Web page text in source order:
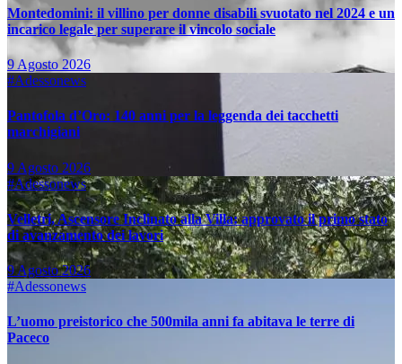
Montedomini: il villino per donne disabili svuotato nel 2024 e un
incarico legale per superare il vincolo sociale
9 Agosto 2026
#Adessonews
Pantofola d’Oro: 140 anni per la leggenda dei tacchetti
marchigiani
9 Agosto 2026
#Adessonews
Velletri, Ascensore Inclinato alla Villa: approvato il primo stato
di avanzamento dei lavori
9 Agosto 2026
#Adessonews
L’uomo preistorico che 500mila anni fa abitava le terre di
Paceco